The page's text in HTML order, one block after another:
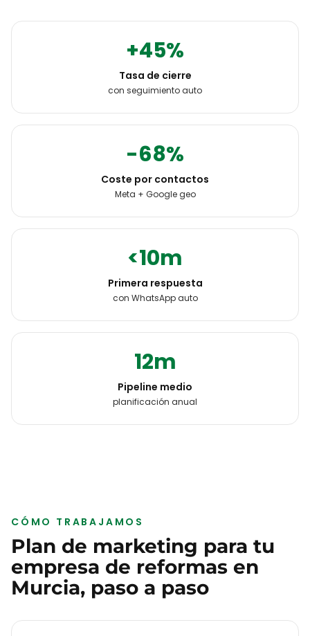
+45%
Tasa de cierre
con seguimiento auto
-68%
Coste por contactos
Meta + Google geo
<10m
Primera respuesta
con WhatsApp auto
12m
Pipeline medio
planificación anual
CÓMO TRABAJAMOS
Plan de marketing para tu
empresa de reformas en
Murcia, paso a paso